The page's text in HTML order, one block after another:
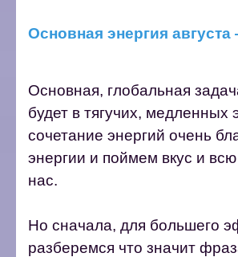
Основная энергия
Основная, глобальная
будет в тягучих, медленных
сочетание энергий очень
энергии и поймем вкус и
нас.
Но сначала, для большего
разберемся что значит